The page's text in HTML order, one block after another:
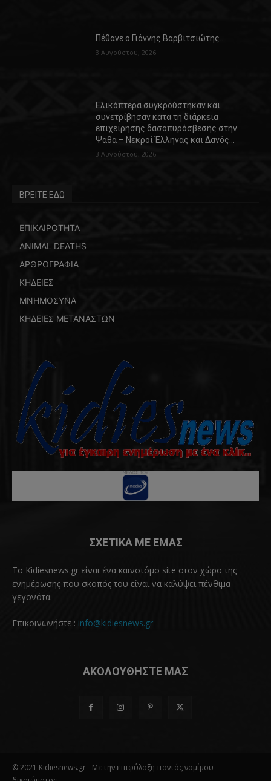
Πέθανε ο Γιάννης Βαρβιτσιώτης…
3 Αυγούστου, 2026
Ελικόπτερα συγκρούστηκαν και
συνετρίβησαν κατά τη διάρκεια
επιχείρησης δασοπυρόσβεσης στην
Ψάθα – Νεκροί Έλληνας και Δανός…
3 Αυγούστου, 2026
ΒΡΕΙΤΕ ΕΔΩ
ΕΠΙΚΑΙΡΟΤΗΤΑ
ANIMAL DEATHS
ΑΡΘΡΟΓΡΑΦΙΑ
ΚΗΔΕΙΕΣ
ΜΝΗΜΟΣΥΝΑ
ΚΗΔΕΙΕΣ ΜΕΤΑΝΑΣΤΩΝ
ΣΧΕΤΙΚΑ ΜΕ ΕΜΑΣ
Το Kidiesnews.gr είναι ένα καινοτόμο site στον χώρο της
ενημέρωσης που σκοπός του είναι να καλύψει πένθιμα
γεγονότα.
Επικοινωνήστε : info@kidiesnews.gr
ΑΚΟΛΟΥΘΗΣΤΕ ΜΑΣ
© 2021 Kidiesnews.gr - Με την επιφύλαξη παντός νομίμου